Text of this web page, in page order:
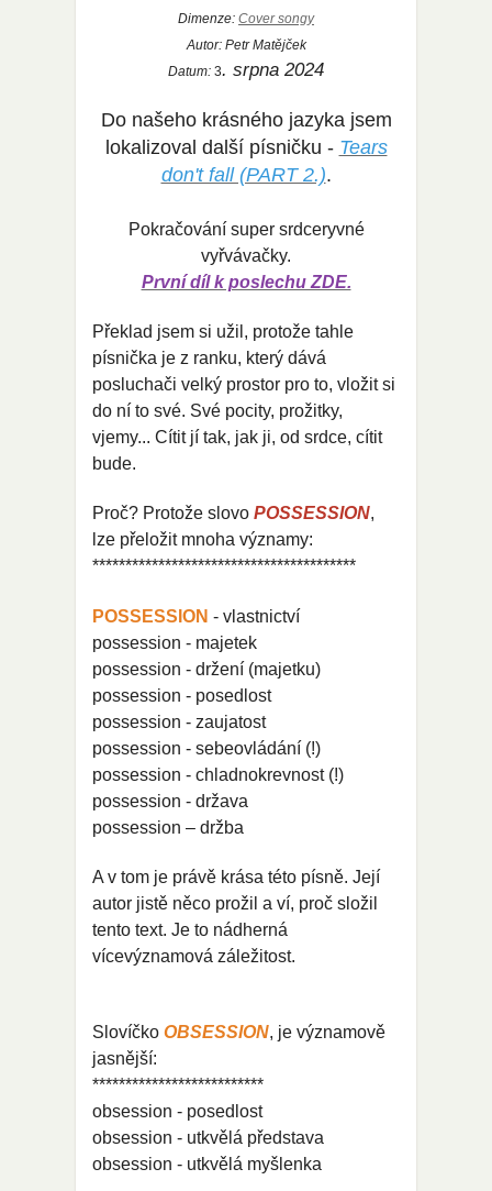
Dimenze: Cover songy
Autor: Petr Matějček
Datum: 3. srpna 2024
Do našeho krásného jazyka jsem
lokalizoval další písničku - Tears
don't fall (PART 2.).
Pokračování super srdceryvné
vyřvávačky.
První díl k poslechu ZDE.
Překlad jsem si užil, protože tahle
písnička je z ranku, který dává
posluchači velký prostor pro to, vložit si
do ní to své. Své pocity, prožitky,
vjemy... Cítit jí tak, jak ji, od srdce, cítit
bude.
Proč? Protože slovo POSSESSION,
lze přeložit mnoha významy:
****************************************
POSSESSION - vlastnictví
possession - majetek
possession - držení (majetku)
possession - posedlost
possession - zaujatost
possession - sebeovládání (!)
possession - chladnokrevnost (!)
possession - država
possession – držba
A v tom je právě krása této písně. Její
autor jistě něco prožil a ví, proč složil
tento text. Je to nádherná
vícevýznamová záležitost.
Slovíčko OBSESSION, je významově
jasnější:
**************************
obsession - posedlost
obsession - utkvělá představa
obsession - utkvělá myšlenka